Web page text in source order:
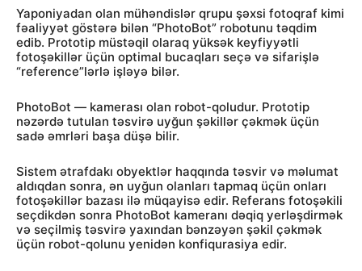
Yaponiyadan olan mühəndislər qrupu şəxsi fotoqraf kimi
fəaliyyət göstərə bilən “PhotoBot” robotunu təqdim
edib. Prototip müstəqil olaraq yüksək keyfiyyətli
fotoşəkillər üçün optimal bucaqları seçə və sifarişlə
“reference”lərlə işləyə bilər.
PhotoBot — kamerası olan robot-qoludur. Prototip
nəzərdə tutulan təsvirə uyğun şəkillər çəkmək üçün
sadə əmrləri başa düşə bilir.
Sistem ətrafdakı obyektlər haqqında təsvir və məlumat
aldıqdan sonra, ən uyğun olanları tapmaq üçün onları
fotoşəkillər bazası ilə müqayisə edir. Referans fotoşəkili
seçdikdən sonra PhotoBot kameranı dəqiq yerləşdirmək
və seçilmiş təsvirə yaxından bənzəyən şəkil çəkmək
üçün robot-qolunu yenidən konfiqurasiya edir.